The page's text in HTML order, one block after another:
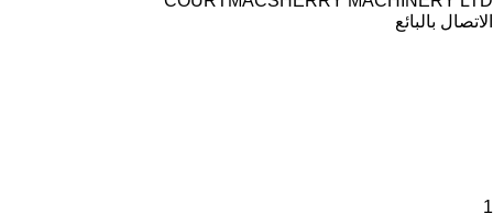
الاتصال بالبائع
1